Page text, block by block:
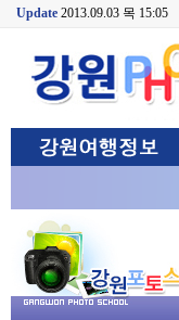
Update 2013.09.03 목 15:05